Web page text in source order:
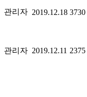
관리자 2019.12.18 3730
관리자 2019.12.11 2375